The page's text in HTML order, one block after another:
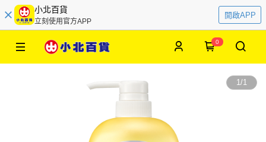
小北百貨
立刻使用官方APP
開啟APP
0
1/1